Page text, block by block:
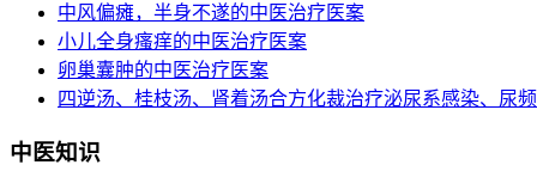
中风偏瘫，半身不遂的中医治疗医案
小儿全身瘙痒的中医治疗医案
卵巢囊肿的中医治疗医案
四逆汤、桂枝汤、肾着汤合方化裁治疗泌尿系感染、尿
中医知识